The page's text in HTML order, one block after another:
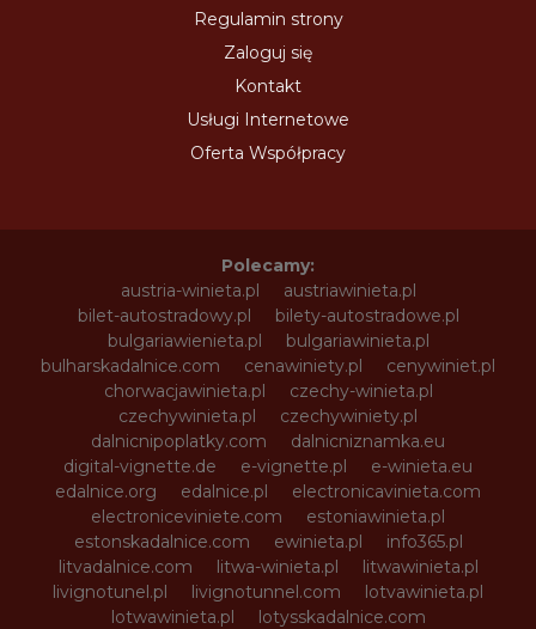
Regulamin strony
Zaloguj się
Kontakt
Usługi Internetowe
Oferta Współpracy
Polecamy:
austria-winieta.pl
austriawinieta.pl
bilet-autostradowy.pl
bilety-autostradowe.pl
bulgariawienieta.pl
bulgariawinieta.pl
bulharskadalnice.com
cenawiniety.pl
cenywiniet.pl
chorwacjawinieta.pl
czechy-winieta.pl
czechywinieta.pl
czechywiniety.pl
dalnicnipoplatky.com
dalnicniznamka.eu
digital-vignette.de
e-vignette.pl
e-winieta.eu
edalnice.org
edalnice.pl
electronicavinieta.com
electroniceviniete.com
estoniawinieta.pl
estonskadalnice.com
ewinieta.pl
info365.pl
litvadalnice.com
litwa-winieta.pl
litwawinieta.pl
livignotunel.pl
livignotunnel.com
lotvawinieta.pl
lotwawinieta.pl
lotysskadalnice.com